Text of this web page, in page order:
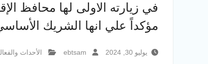
في زيارته الاولى لها محافظ
مؤكداً علي انها الشريك
يوليو 30, 2024 ebtsam الأحداث